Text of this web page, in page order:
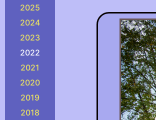
2025
2024
2023
2022
2021
2020
2019
2018